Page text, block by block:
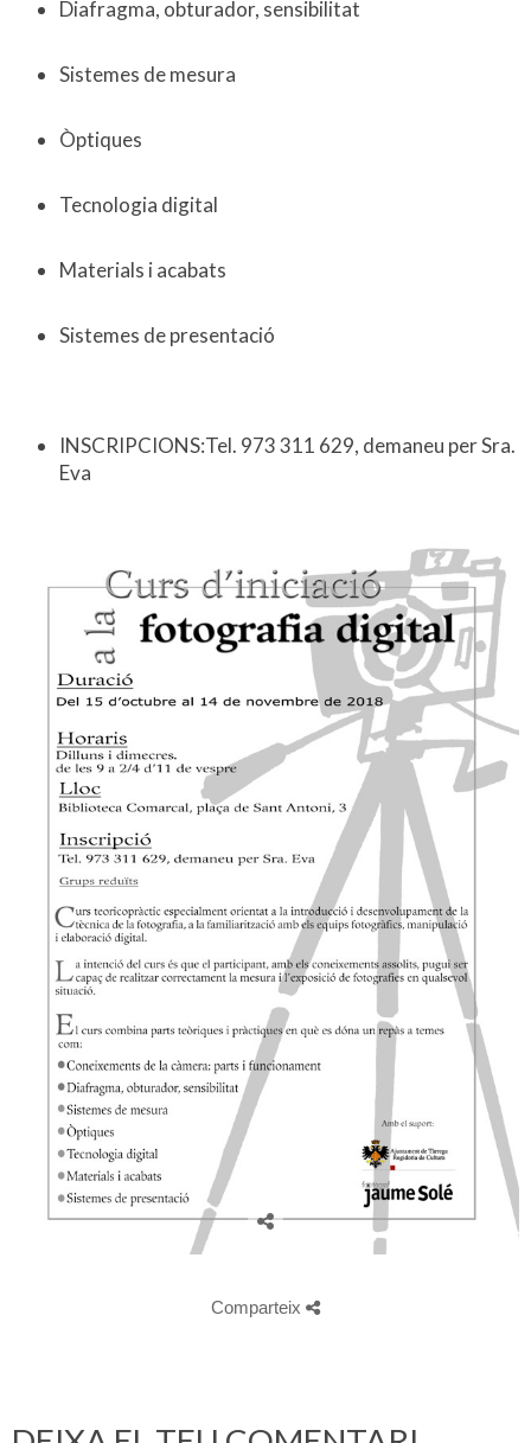
Diafragma, obturador, sensibilitat
Sistemes de mesura
Òptiques
Tecnologia digital
Materials i acabats
Sistemes de presentació
INSCRIPCIONS:Tel. 973 311 629, demaneu per Sra.
Eva
Comparteix